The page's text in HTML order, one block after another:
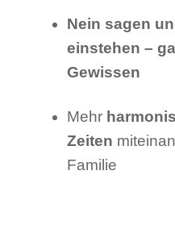
Nein sagen
einstehen –
Gewissen
Mehr
Zeiten
Familie